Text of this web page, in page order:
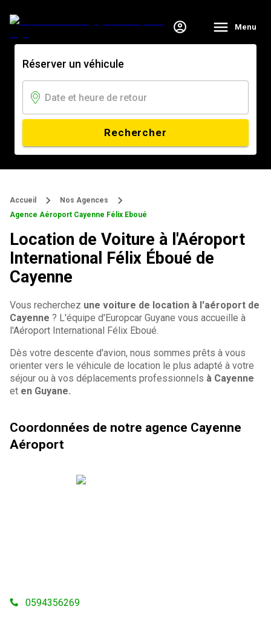
Menu
Réserver un véhicule
Rechercher
Accueil
Nos Agences
Agence Aéroport Cayenne Félix Eboué
Location de Voiture à l'Aéroport
International Félix Éboué de
Cayenne
Vous recherchez une voiture de location à l'aéroport de
Cayenne ? L'équipe d'Europcar Guyane vous accueille à
l'Aéroport International Félix Eboué.
Dès votre descente d'avion, nous sommes prêts à vous
orienter vers le véhicule de location le plus adapté à votre
séjour ou à vos déplacements professionnels à Cayenne
et en Guyane.
Coordonnées de notre agence Cayenne
Aéroport
0594356269